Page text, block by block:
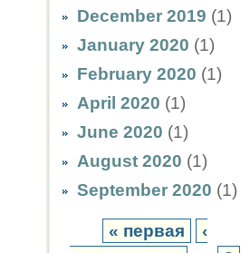
December 2019 (1)
January 2020 (1)
February 2020 (1)
April 2020 (1)
June 2020 (1)
August 2020 (1)
September 2020 (1)
« первая
‹